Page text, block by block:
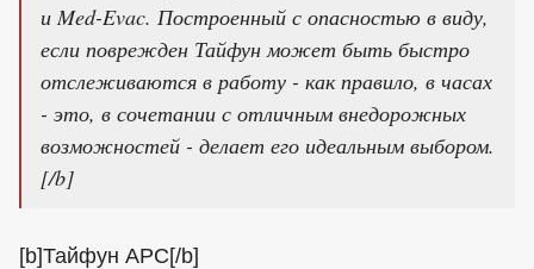
и Med-Evac. Построенный с опасностью в виду,
если поврежден Тайфун может быть быстро
отслеживаются в работу - как правило, в часах
- это, в сочетании с отличным внедорожных
возможностей - делает его идеальным выбором.
[/b]
[b]Тайфун APC[/b]